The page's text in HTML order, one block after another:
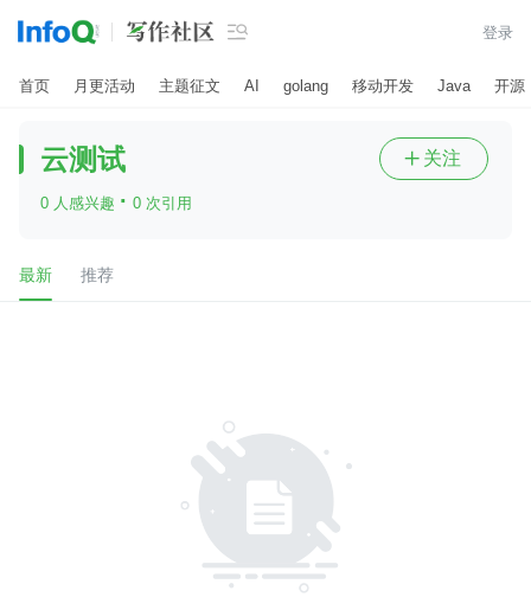
 登录
首页 月更活动 主题征文 AI golang 移动开发 Java 开源
云测试
0 人感兴趣 · 0 次引用
 关注
最新 推荐